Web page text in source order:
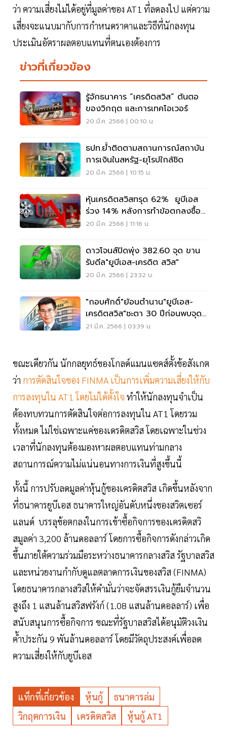
ว่า ความเสี่ยงไม่ได้อยู่ที่มูลค่าของ AT1 ที่ลดลงไป แต่ความ
เสี่ยงจะแนบมากับการกำหนดราคาและวิธีที่นักลงทุน
ประเมินอัตราผลตอบแทนที่ตนเองต้องการ
ข่าวที่เกี่ยวข้อง
รู้จักธนาคาร “เครดิตสวิส” ต้นตอ
ของวิกฤต และการเทคโอเวอร์
20 มี.ค. 2566 | 00:10 น.
ธปท.ย้ำติดตามสถานการณ์สถาบัน
การเงินในสหรัฐ-ยุโรปใกล้ชิด
20 มี.ค. 2566 | 10:15 น.
หุ้นเครดิตสวิสทรุด 62% ยูบีเอส
ร่วง 14% หลังการทำข้อตกลงซื้อ
กิจการ
20 มี.ค. 2566 | 11:16 น.
ดาวโจนส์ปิดพุ่ง 382.60 จุด ขาน
รับดีล"ยูบีเอส-เครดิต สวิส"
20 มี.ค. 2566 | 23:32 น.
"กอบศักดิ์"ย้อนตำนาน"ยูบีเอส-
เครดิตสวิส"ชะตา 30 ปีก่อนพบจุด
เปลี่ยน
21 มี.ค. 2566 | 03:39 น.
ขณะเดียวกัน นักกลยุทธ์ของโกลด์แมนแซคส์ตั้งข้อสังเกต
ว่า การตัดสินใจของ FINMA เป็นการเพิ่มความเสี่ยงให้กับ
การลงทุนใน AT1 โดยไม่ได้ตั้งใจ ทำให้นักลงทุนจำเป็น
ต้องทบทวนการตัดสินใจต่อการลงทุนใน AT1 โดยรวม
ทั้งหมด ไม่ใช่เฉพาะแค่ของเดรดิตสวิส โดยเฉพาะในช่วง
เวลาที่นักลงทุนต้องมองหาผลตอบแทนท่ามกลาง
สถานการณ์ความไม่แน่นอนทางการเงินที่สูงขึ้นนี้
ทั้งนี้ การปรับลดมูลค่าหุ้นกู้ของเครดิตสวิส เกิดขึ้นหลังจาก
ที่ธนาคารยูบีเอส ธนาคารใหญ่อันดับหนึ่งของสวิตเซอร์
แลนด์ บรรลุข้อตกลงในการเข้าซื้อกิจการของเครดิตสวิ
สมูลค่า 3,200 ล้านดอลลาร์ โดยการซื้อกิจการดังกล่าวเกิด
ขึ้นภายใต้ความร่วมมือระหว่างธนาคารกลางสวิส รัฐบาลสวิส
และหน่วยงานกำกับดูแลตลาดการเงินของสวิส (FINMA)
โดยธนาคารกลางสวิสให้คำมั่นว่าจะจัดสรรเงินกู้ยืมจำนวน
สูงถึง 1 แสนล้านสวิสฟรังก์ (1.08 แสนล้านดอลลาร์) เพื่อ
สนับสนุนการซื้อกิจการ ขณะที่รัฐบาลสวิสได้อนุมัติวงเงิน
ค้ำประกัน 9 พันล้านดอลลาร์ โดยมีวัตถุประสงค์เพื่อลด
ความเสี่ยงให้กับยูบีเอส
แท็กที่เกี่ยวข้อง หุ้นกู้
ธนาคารล่ม
วิกฤตการเงิน
เครดิตสวิส หุ้นกู้ AT1